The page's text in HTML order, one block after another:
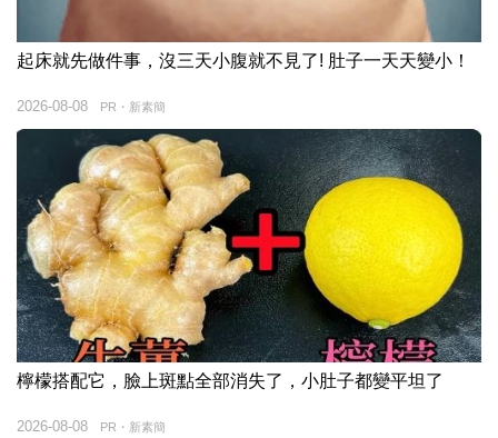
起床就先做件事，沒三天小腹就不見了! 肚子一天天變小！
PR・新素簡
2026-08-08
檸檬搭配它，臉上斑點全部消失了，小肚子都變平坦了
PR・新素簡
2026-08-08